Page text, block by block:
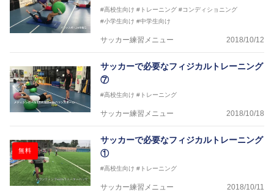
#高校生向け #トレーニング #コンディショニング
#小学生向け #中学生向け
サッカー練習メニュー 2018/10/12
サッカーで必要なフィジカルトレーニング
⑦
#高校生向け #トレーニング
サッカー練習メニュー 2018/10/18
無料
サッカーで必要なフィジカルトレーニング
①
#高校生向け #トレーニング
サッカー練習メニュー 2018/10/11